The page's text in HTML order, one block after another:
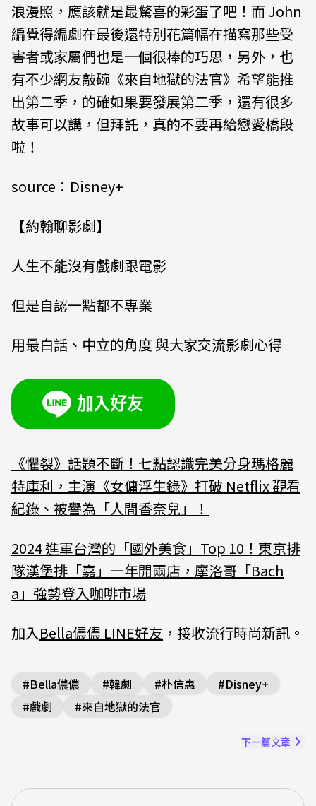
浪漫照，應該就是最驚喜的彩蛋了吧！而 John
編覺得編劇在最後還特別花篇幅在描寫那些受
害者或家屬們也是一個很棒的巧思，另外，也
有不少網友敲碗《來自地獄的法官》希望能推
出第二季，的確如果要發展第二季，還有很多
故事可以講，但拜託，真的不要再給戀愛橋段
啦！
source：Disney+
【約翰聊影劇】
人生不能沒有戲劇跟電影
但是自認一點都不專業
用最白話、中立的角度 與大家交流影劇心得
《懼裂》話題不斷！七點認識完美分身瑪格麗
特庫利，主演《女傭浮生錄》打破 Netflix 觀看
紀錄、被譽為「人間香奈兒」！
2024 進軍台灣的「國外美食」Top 10！東京排
隊漢堡排「嘉」一年開兩店，摩洛哥「Bach
a」強勢登入咖啡市場
加入Bella儂儂 LINE好友 ，接收流行時尚新訊。
#Bella儂儂 #韓劇 #朴信惠 #Disney+
#戲劇 #來自地獄的法官
下一篇文章